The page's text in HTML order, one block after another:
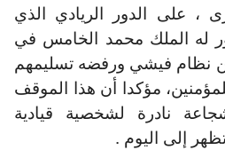
، على الدور الريادي الذي
له الملك محمد الخامس في
من نظام فيشي ورفضه تسليمهم
للمؤمنين، مؤكدا أن هذا الموقف
نادرة لشخصية قيادية
إلى اليوم .